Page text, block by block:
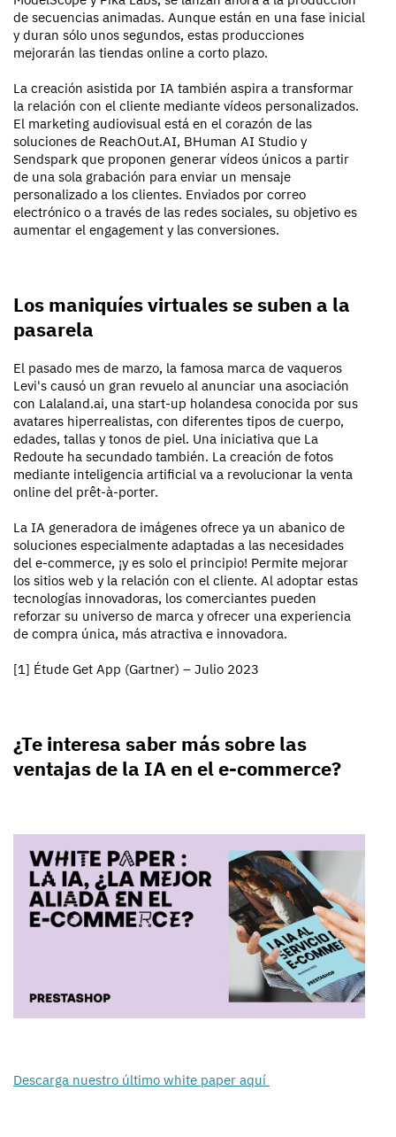
de secuencias animadas. Aunque están en una fase inicial
y duran sólo unos segundos, estas producciones
mejorarán las tiendas online a corto plazo.
La creación asistida por IA también aspira a transformar
la relación con el cliente mediante vídeos personalizados.
El marketing audiovisual está en el corazón de las
soluciones de ReachOut.AI, BHuman AI Studio y
Sendspark que proponen generar vídeos únicos a partir
de una sola grabación para enviar un mensaje
personalizado a los clientes. Enviados por correo
electrónico o a través de las redes sociales, su objetivo es
aumentar el engagement y las conversiones.
Los maniquíes virtuales se suben a la
pasarela
El pasado mes de marzo, la famosa marca de vaqueros
Levi's causó un gran revuelo al anunciar una asociación
con Lalaland.ai, una start-up holandesa conocida por sus
avatares hiperrealistas, con diferentes tipos de cuerpo,
edades, tallas y tonos de piel. Una iniciativa que La
Redoute ha secundado también. La creación de fotos
mediante inteligencia artificial va a revolucionar la venta
online del prêt-à-porter.
La IA generadora de imágenes ofrece ya un abanico de
soluciones especialmente adaptadas a las necesidades
del e-commerce, ¡y es solo el principio! Permite mejorar
los sitios web y la relación con el cliente. Al adoptar estas
tecnologías innovadoras, los comerciantes pueden
reforzar su universo de marca y ofrecer una experiencia
de compra única, más atractiva e innovadora.
[1] Étude Get App (Gartner) – Julio 2023
¿Te interesa saber más sobre las
ventajas de la IA en el e-commerce?
Descarga nuestro último white paper aquí